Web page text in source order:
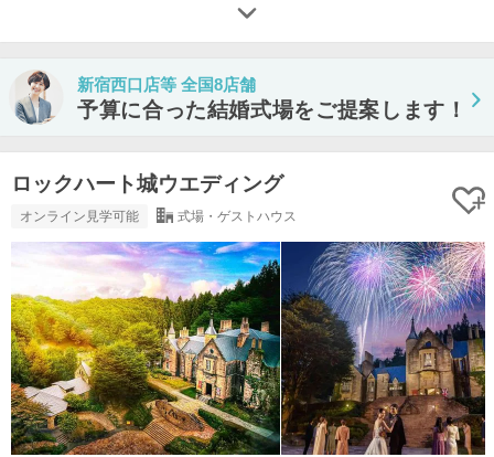
新宿西口店等 全国8店舗
予算に合った結婚式場をご提案します！
ロックハート城ウエディング
オンライン見学可能 式場・ゲストハウス